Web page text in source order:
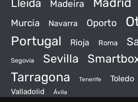
Lleida Madeira
Murcia Navarra Oporto
Portugal Rioja Roma
Segovia Sevilla
Tarragona Tenerife Toledo
Valladolid Ávila